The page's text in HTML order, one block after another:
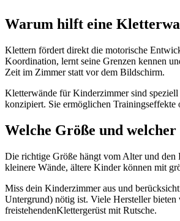
Warum hilft eine
Klettern fördert direkt die motorische
Koordination, lernt seine Grenzen kennen
Zeit im Zimmer statt vor dem Bildschirm.
Kletterwände für Kinderzimmer sind
konzipiert. Sie ermöglichen
Welche Größe und
Die richtige Größe hängt vom Alter und den
kleinere Wände, ältere Kinder können mit
Miss dein Kinderzimmer aus und
Untergrund) nötig ist. Viele Hersteller bieten
freistehendenKlettergerüst mit Rutsche.